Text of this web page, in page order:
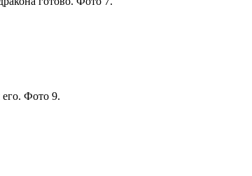
его. Фото 9.